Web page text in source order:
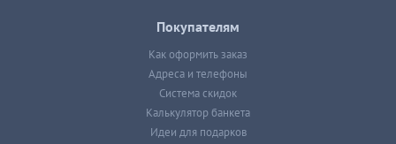
Покупателям
Как оформить заказ
Адреса и телефоны
Система скидок
Калькулятор банкета
Идеи для подарков